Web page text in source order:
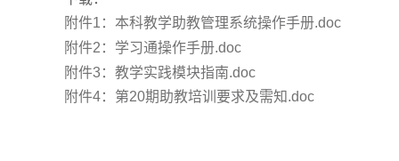
附件1：本科教学助教管理系统操作手册.doc
附件2：学习通操作手册.doc
附件3：教学实践模块指南.doc
附件4：第20期助教培训要求及需知.doc